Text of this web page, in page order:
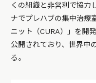
くの組織と非営利で協力
ナでプレハブの集中治療
ニット（CURA）」を開
公開されており、世界中
る。